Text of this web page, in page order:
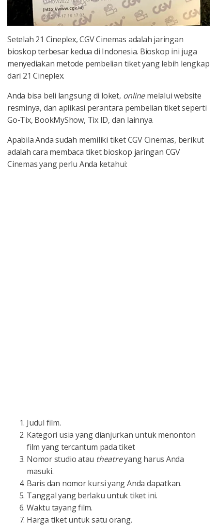
Setelah 21 Cineplex, CGV Cinemas adalah jaringan
bioskop terbesar kedua di Indonesia. Bioskop ini juga
menyediakan metode pembelian tiket yang lebih lengkap
dari 21 Cineplex.
Anda bisa beli langsung di loket, onlinemelalui website
resminya, dan aplikasi perantara pembelian tiket seperti
Go-Tix, BookMyShow, Tix ID, dan lainnya.
Apabila Anda sudah memiliki tiket CGV Cinemas, berikut
adalah cara membaca tiket bioskop jaringan CGV
Cinemas yang perlu Anda ketahui:
Judul film.
Kategori usia yang dianjurkan untuk menonton
film yang tercantum pada tiket
Nomor studio atau theatreyang harus Anda
masuki.
Baris dan nomor kursi yang Anda dapatkan.
Tanggal yang berlaku untuk tiket ini.
Waktu tayang film.
Harga tiket untuk satu orang.